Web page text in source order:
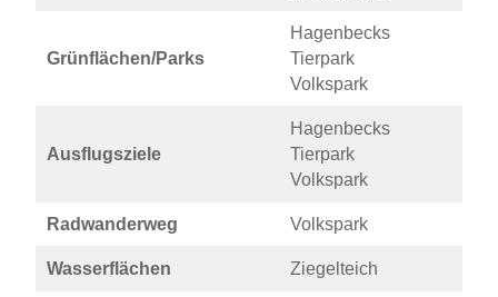
Grünflächen/Parks
Hagenbecks
Tierpark
Volkspark
Ausflugsziele
Hagenbecks
Tierpark
Volkspark
Radwanderweg Volkspark
Wasserflächen Ziegelteich